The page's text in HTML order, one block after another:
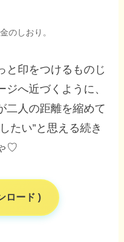
のしおり。
と印をつけるものじ
へ近づくように、
二人の距離を縮めて
たい”と思える続き
♡
ロード )